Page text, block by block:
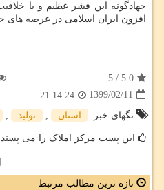
جهادگونه این قشر عظیم و با
افزون ایران اسلامی در عرصه های
5.0
/
5
1399/02/11
21:14:24
تگهای خبر:
استان , تولید ,
این پست مرکز املاک را می
تازه ترین مطالب مرتبط